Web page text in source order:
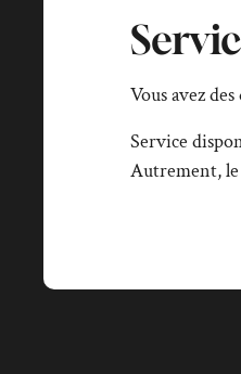
Vous avez
Service
Autrement, le